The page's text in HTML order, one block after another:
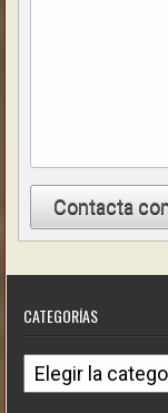
Contacta
CATEGORÍAS
C
a